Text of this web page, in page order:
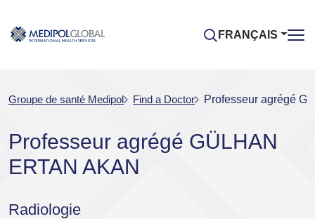
FRANÇAIS
Groupe de santé Medipol Find a Doctor Professeur agrégé
Professeur agrégé GÜLHAN
ERTAN AKAN
Radiologie